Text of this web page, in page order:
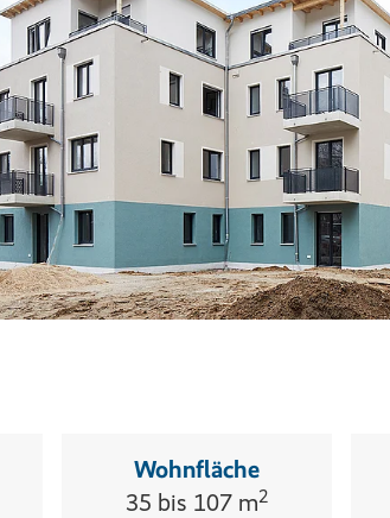
Wohnfläche
35 bis 107 m2